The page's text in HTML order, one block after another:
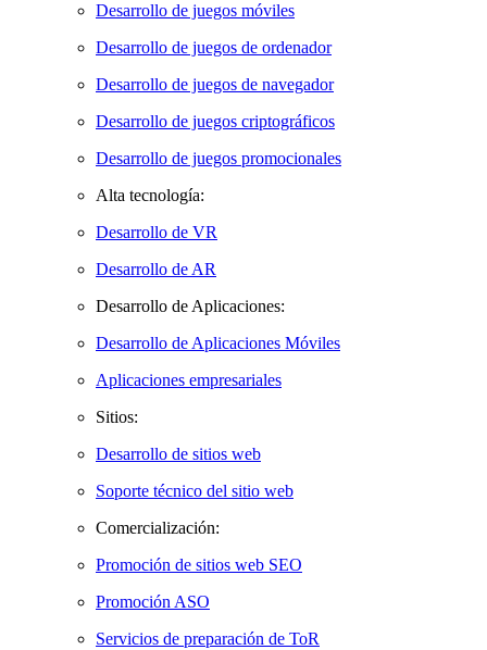
Desarrollo de juegos móviles
Desarrollo de juegos de ordenador
Desarrollo de juegos de navegador
Desarrollo de juegos criptográficos
Desarrollo de juegos promocionales
Alta tecnología:
Desarrollo de VR
Desarrollo de AR
Desarrollo de Aplicaciones:
Desarrollo de Aplicaciones Móviles
Aplicaciones empresariales
Sitios:
Desarrollo de sitios web
Soporte técnico del sitio web
Comercialización:
Promoción de sitios web SEO
Promoción ASO
Servicios de preparación de ToR